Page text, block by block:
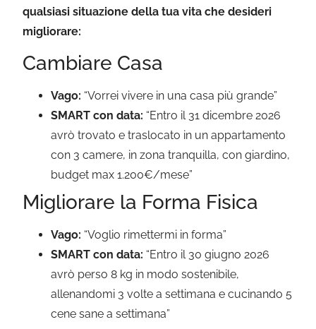
qualsiasi situazione della tua vita che desideri
migliorare:
Cambiare Casa
Vago: “Vorrei vivere in una casa più grande”
SMART con data: “Entro il 31 dicembre 2026
avrò trovato e traslocato in un appartamento
con 3 camere, in zona tranquilla, con giardino,
budget max 1.200€/mese”
Migliorare la Forma Fisica
Vago: “Voglio rimettermi in forma”
SMART con data: “Entro il 30 giugno 2026
avrò perso 8 kg in modo sostenibile,
allenandomi 3 volte a settimana e cucinando 5
cene sane a settimana”